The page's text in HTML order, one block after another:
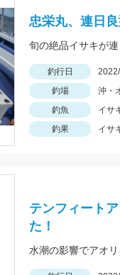
忠栄丸、連日
釣行日
釣場
沖・
釣魚
イサ
釣果
イサ
テンフィート
た！